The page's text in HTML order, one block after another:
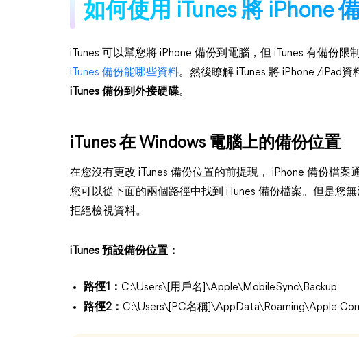
如何使用 iTunes 將 iPhone
iTunes 可以幫您將 iPhone 備份到電腦，但 iTunes 有備份限
iTunes 備份能哪些資料。然後瞭解 iTunes 將 iPhone /iPad
iTunes 備份到外接硬碟。
iTunes 在 Windows 電腦上的備份位置
在您沒有更改 iTunes 備份位置的前提現， iPhone 備份檔案
您可以從下面的兩個路徑中找到 iTunes 備份檔案。但是您
拒絕檢視資料。
iTunes 預設備份位置：
路徑1： C:\Users\[用戶名]\Apple\MobileSync\Backup
路徑2： C:\Users\[PC名稱]\AppData\Roaming\Apple